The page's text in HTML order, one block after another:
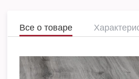
Все о товаре